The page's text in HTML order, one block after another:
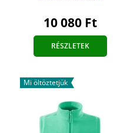
10 080 Ft
RÉSZLETEK
Mi öltöztetjük